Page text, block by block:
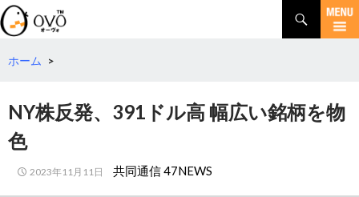
検
索
コ
テ
動
ホーム >
NY株反発、391ドル高 幅広い銘柄を物
色
2023年11月11日 共同通信 47NEWS